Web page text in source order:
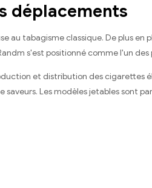
déplacements
au tabagisme classique. De plus
s'est positionné comme l'un
et distribution des cigarettes
Les modèles jetables sont